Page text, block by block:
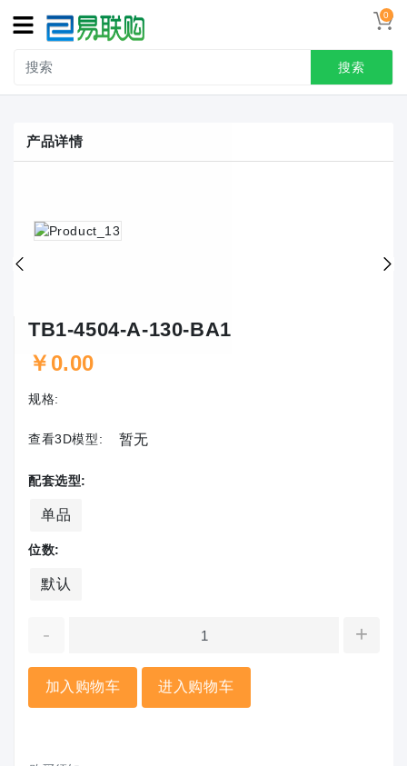
0
搜索
产品详情
TB1-4504-A-130-BA1
￥0.00
规格:
查看3D模型: 暂无
配套选型:
单品
位数:
默认
- +
加入购物车 进入购物车